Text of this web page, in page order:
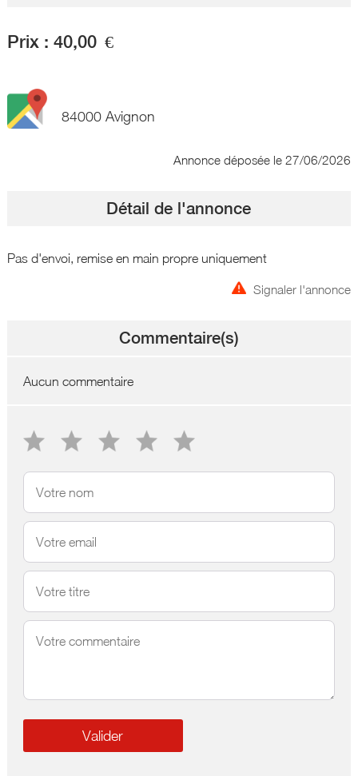
Prix : 40,00 €
84000 Avignon
Annonce déposée le 27/06/2026
Détail de l'annonce
Pas d'envoi, remise en main propre uniquement
Signaler l'annonce
Commentaire(s)
Aucun commentaire